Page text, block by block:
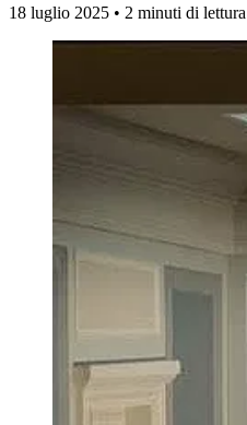
18 luglio 2025 • 2 minuti di lettura